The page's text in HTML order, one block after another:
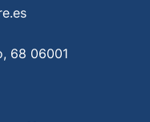
68 06001